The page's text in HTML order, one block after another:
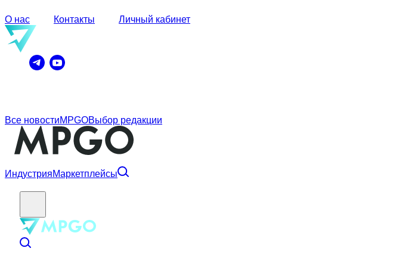
О нас Контакты Личный кабинет
Все новостиMPGOВыбор редакции
ИндустрияМаркетплейсы